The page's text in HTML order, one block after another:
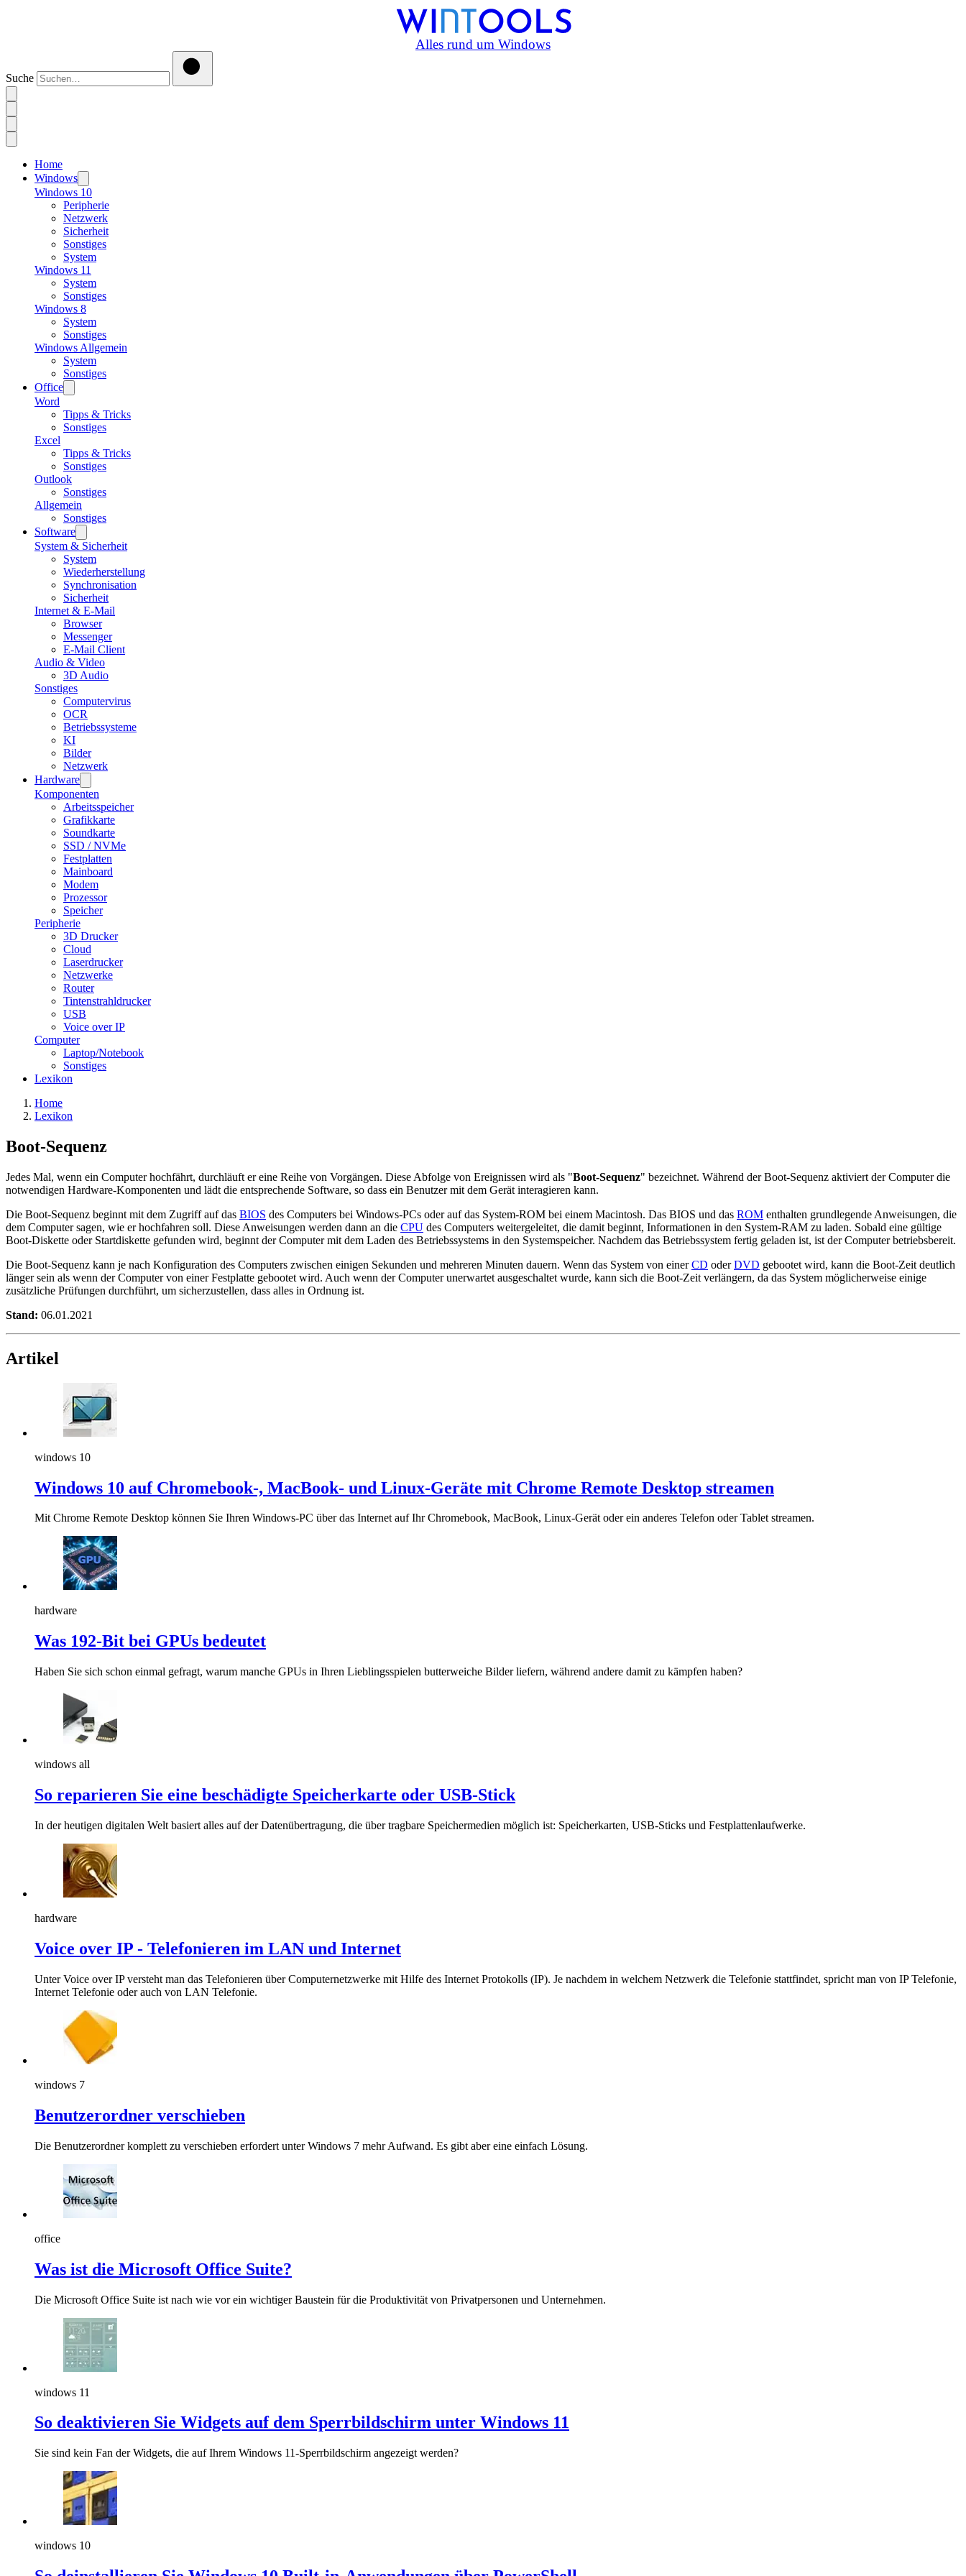
Alles rund um Windows
Suche
Home
Windows
Windows 10
Peripherie
Netzwerk
Sicherheit
Sonstiges
System
Windows 11
System
Sonstiges
Windows 8
System
Sonstiges
Windows Allgemein
System
Sonstiges
Office
Word
Tipps & Tricks
Sonstiges
Excel
Tipps & Tricks
Sonstiges
Outlook
Sonstiges
Allgemein
Sonstiges
Software
System & Sicherheit
System
Wiederherstellung
Synchronisation
Sicherheit
Internet & E-Mail
Browser
Messenger
E-Mail Client
Audio & Video
3D Audio
Sonstiges
Computervirus
OCR
Betriebssysteme
KI
Bilder
Netzwerk
Hardware
Komponenten
Arbeitsspeicher
Grafikkarte
Soundkarte
SSD / NVMe
Festplatten
Mainboard
Modem
Prozessor
Speicher
Peripherie
3D Drucker
Cloud
Laserdrucker
Netzwerke
Router
Tintenstrahldrucker
USB
Voice over IP
Computer
Laptop/Notebook
Sonstiges
Lexikon
Home
Lexikon
Boot-Sequenz
Jedes Mal, wenn ein Computer hochfährt, durchläuft er eine Reihe von Vorgängen. Diese Abfolge von Ereignissen wird als "Boot-Sequenz" bezeichnet. Während der Boot-Sequenz aktiviert der Computer die
notwendigen Hardware-Komponenten und lädt die entsprechende Software, so dass ein Benutzer mit dem Gerät interagieren kann.
Die Boot-Sequenz beginnt mit dem Zugriff auf das BIOS des Computers bei Windows-PCs oder auf das System-ROM bei einem Macintosh. Das BIOS und das ROM enthalten grundlegende Anweisungen, die
dem Computer sagen, wie er hochfahren soll. Diese Anweisungen werden dann an die CPU des Computers weitergeleitet, die damit beginnt, Informationen in den System-RAM zu laden. Sobald eine gültige
Boot-Diskette oder Startdiskette gefunden wird, beginnt der Computer mit dem Laden des Betriebssystems in den Systemspeicher. Nachdem das Betriebssystem fertig geladen ist, ist der Computer betriebsbereit.
Die Boot-Sequenz kann je nach Konfiguration des Computers zwischen einigen Sekunden und mehreren Minuten dauern. Wenn das System von einerCD oderDVD gebootet wird, kann die Boot-Zeit deutlich
länger sein als wenn der Computer von einer Festplatte gebootet wird. Auch wenn der Computer unerwartet ausgeschaltet wurde, kann sich die Boot-Zeit verlängern, da das System möglicherweise einige
zusätzliche Prüfungen durchführt, um sicherzustellen, dass alles in Ordnung ist.
Stand: 06.01.2021
Artikel
windows 10
Windows 10 auf Chromebook-, MacBook- und Linux-Geräte mit Chrome Remote Desktop streamen
Mit Chrome Remote Desktop können Sie Ihren Windows-PC über das Internet auf Ihr Chromebook, MacBook, Linux-Gerät oder ein anderes Telefon oder Tablet streamen.
hardware
Was 192-Bit bei GPUs bedeutet
Haben Sie sich schon einmal gefragt, warum manche GPUs in Ihren Lieblingsspielen butterweiche Bilder liefern, während andere damit zu kämpfen haben?
windows all
So reparieren Sie eine beschädigte Speicherkarte oder USB-Stick
In der heutigen digitalen Welt basiert alles auf der Datenübertragung, die über tragbare Speichermedien möglich ist: Speicherkarten, USB-Sticks und Festplattenlaufwerke.
hardware
Voice over IP - Telefonieren im LAN und Internet
Unter Voice over IP versteht man das Telefonieren über Computernetzwerke mit Hilfe des Internet Protokolls (IP). Je nachdem in welchem Netzwerk die Telefonie stattfindet, spricht man von IP Telefonie,
Internet Telefonie oder auch von LAN Telefonie.
windows 7
Benutzerordner verschieben
Die Benutzerordner komplett zu verschieben erfordert unter Windows 7 mehr Aufwand. Es gibt aber eine einfach Lösung.
office
Was ist die Microsoft Office Suite?
Die Microsoft Office Suite ist nach wie vor ein wichtiger Baustein für die Produktivität von Privatpersonen und Unternehmen.
windows 11
So deaktivieren Sie Widgets auf dem Sperrbildschirm unter Windows 11
Sie sind kein Fan der Widgets, die auf Ihrem Windows 11-Sperrbildschirm angezeigt werden?
windows 10